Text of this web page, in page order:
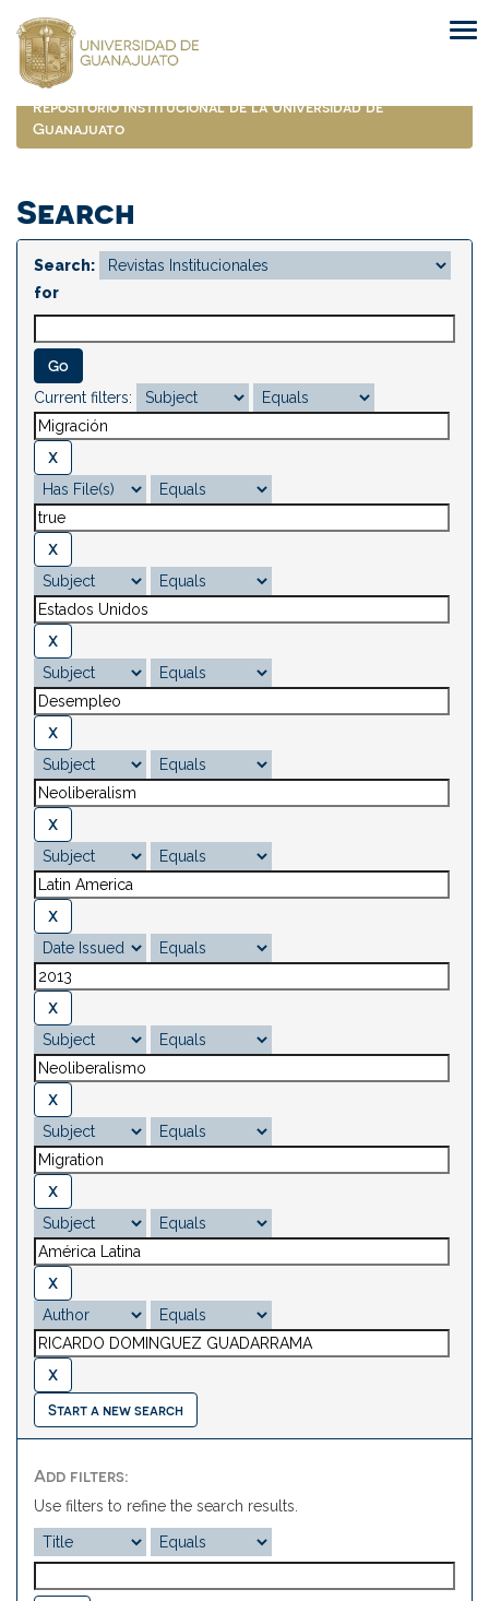
navigation
Repositorio Institucional de la Universidad de
Guanajuato
Search
Search:
for
Current filters:
Start a new search
Add filters:
Use filters to refine the search results.